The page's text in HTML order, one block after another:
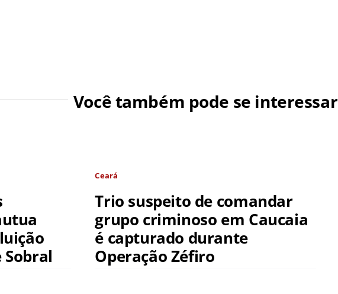
Você também pode se interessar
Ceará
Trio suspeito de comandar
grupo criminoso em Caucaia
é capturado durante
Operação Zéfiro